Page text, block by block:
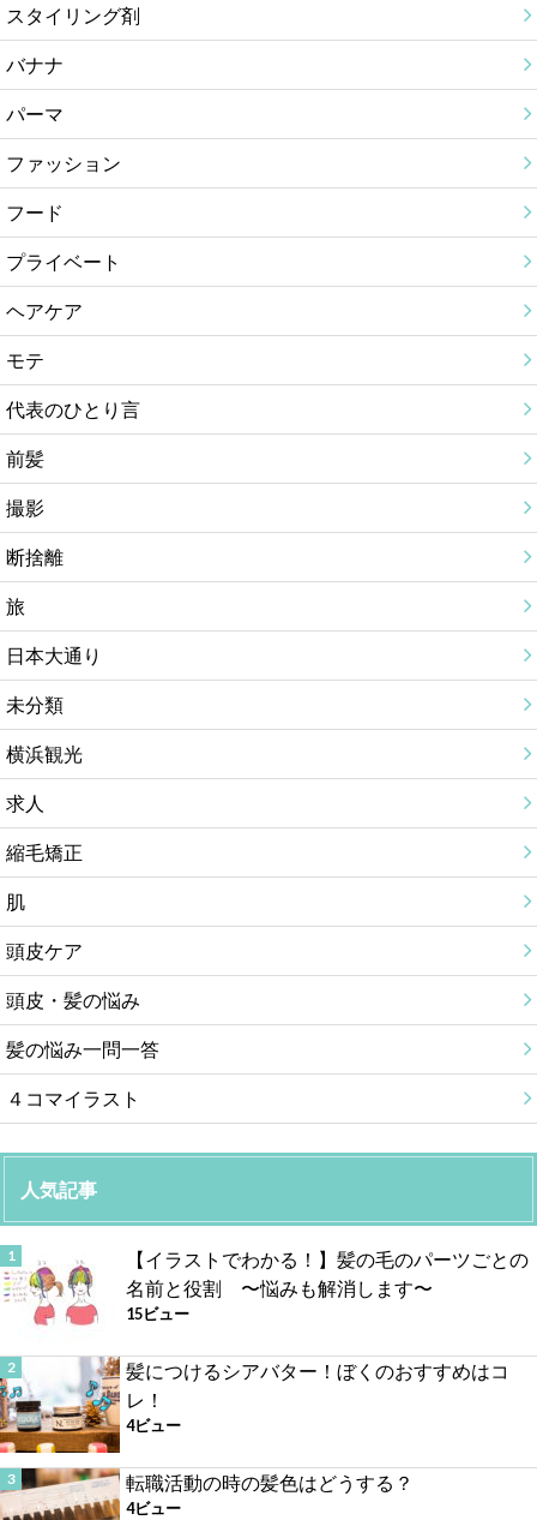
スタイリング剤
バナナ
パーマ
ファッション
フード
プライベート
ヘアケア
モテ
代表のひとり言
前髪
撮影
断捨離
旅
日本大通り
未分類
横浜観光
求人
縮毛矯正
肌
頭皮ケア
頭皮・髪の悩み
髪の悩み一問一答
４コマイラスト
人気記事
【イラストでわかる！】髪の毛のパーツごとの
名前と役割 〜悩みも解消します〜
15ビュー
髪につけるシアバター！ぼくのおすすめはコ
レ！
4ビュー
転職活動の時の髪色はどうする？
4ビュー